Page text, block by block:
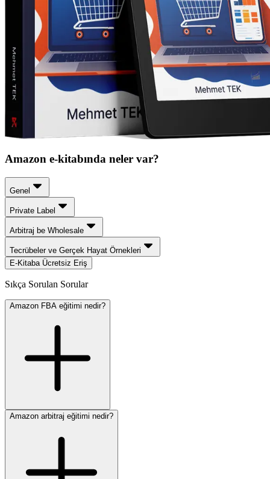
Amazon e-kitabında neler var?
Genel
Private Label
Arbitraj be Wholesale
Tecrübeler ve Gerçek Hayat Örnekleri
E-Kitaba Ücretsiz Eriş
Sıkça Sorulan Sorular
Amazon FBA eğitimi nedir?
Amazon arbitraj eğitimi nedir?